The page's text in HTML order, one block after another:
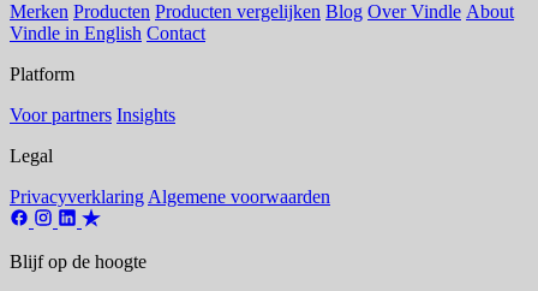
Merken Producten Producten vergelijken Blog Over Vindle About
Vindle in English Contact
Platform
Voor partners Insights
Legal
Privacyverklaring Algemene voorwaarden
Blijf op de hoogte